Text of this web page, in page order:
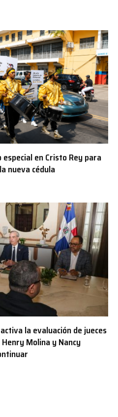
en Cristo Rey para
nueva cédula
la evaluación de jueces
Molina y Nancy